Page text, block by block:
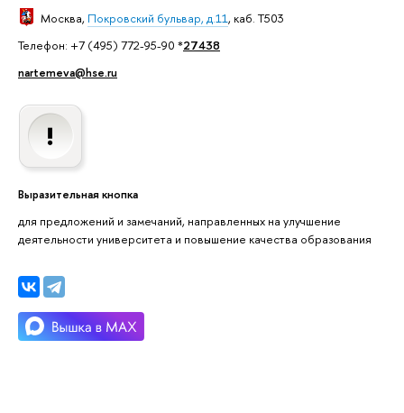
Москва, Покровский бульвар, д.11 , каб. T503
Телефон: +7 (495) 772-95-90 *27438
nartemeva@hse.ru
Выразительная кнопка
для предложений и замечаний, направленных на улучшение
деятельности университета и повышение качества образования